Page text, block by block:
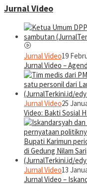
Jurnal Video
Jurnal Video19
Jurnal Video –
Jurnal Video25
Video: Bakti Sosial
Jurnal Video13
Jurnal Video –